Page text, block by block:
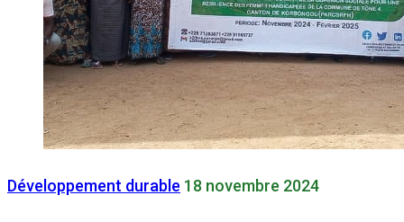
Développement durable 18 novembre 2024